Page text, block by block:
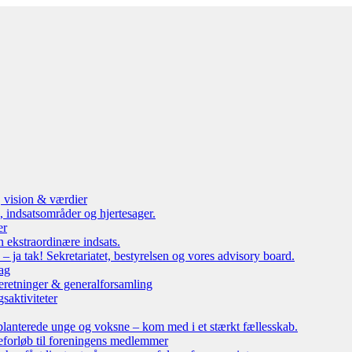
vision & værdier
og hjertesager.
ekstraordinære indsats.
ja tak! Sekretariatet, bestyrelsen og vores advisory board.
& generalforsamling
unge og voksne – kom med i et stærkt fællesskab.
til foreningens medlemmer